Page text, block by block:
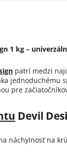
1 kg –
patrí medzi
jednoduchému
pre
Devil
náchylnosť na